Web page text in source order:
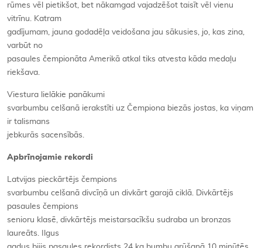
rūmes vēl pietikšot, bet nākamgad vajadzēšot taisīt vēl vienu
vitrīnu. Katram
gadījumam, jauna godadēļa veidošana jau sākusies, jo, kas zina,
varbūt no
pasaules čempionāta Amerikā atkal tiks atvesta kāda medaļu
riekšava.
Viestura lielākie panākumi
svarbumbu celšanā ierakstīti uz Čempiona biezās jostas, ka viņam
ir talismans
jebkurās sacensībās.
Apbrīnojamie rekordi
Latvijas pieckārtējs čempions
svarbumbu celšanā divcīņā un divkārt garajā ciklā. Divkārtējs
pasaules čempions
senioru klasē, divkārtējs meistarsacīkšu sudraba un bronzas
laureāts. Ilgus